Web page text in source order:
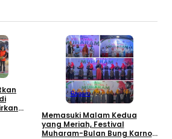
Ragam
Memasuki Malam Kedua
yang Meriah, Festival
Muharam-Bulan Bung Karno